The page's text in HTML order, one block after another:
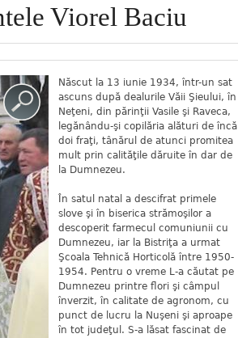
Viorel Baciu
Născut la 13 iunie 1934, într-un sat
ascuns după dealurile Văii Şieului, în
Neţeni, din părinţii Vasile şi Raveca,
legănându-şi copilăria alături de încă
doi fraţi, tânărul de atunci promitea
mult prin calităţile dăruite în dar de
la Dumnezeu.
În satul natal a descifrat primele
slove şi în biserica strămoşilor a
descoperit farmecul comuniunii cu
Dumnezeu, iar la Bistriţa a urmat
Şcoala Tehnică Horticolă între 1950-
1954. Pentru o vreme L-a căutat pe
Dumnezeu printre flori şi câmpul
înverzit, în calitate de agronom, cu
punct de lucru la Nuşeni şi aproape
în tot judeţul. S-a lăsat fascinat de